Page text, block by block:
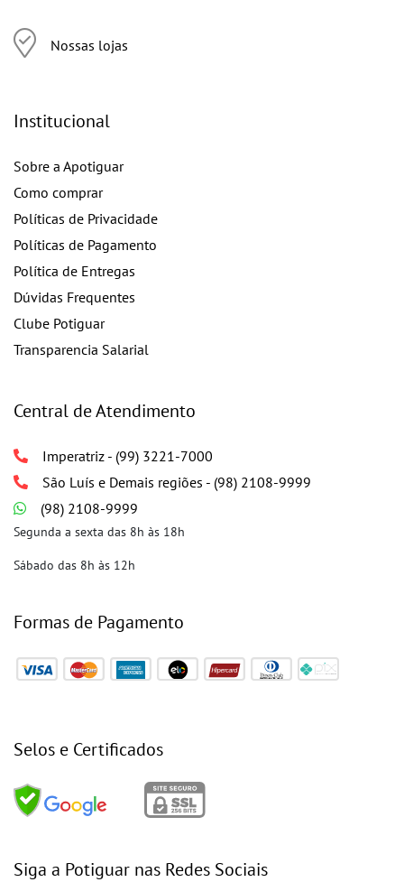
Nossas lojas
Institucional
Sobre a Apotiguar
Como comprar
Políticas de Privacidade
Políticas de Pagamento
Política de Entregas
Dúvidas Frequentes
Clube Potiguar
Transparencia Salarial
Central de Atendimento
Imperatriz - (99) 3221-7000
São Luís e Demais regiões - (98) 2108-9999
(98) 2108-9999
Segunda a sexta das 8h às 18h
Sábado das 8h às 12h
Formas de Pagamento
Selos e Certificados
Siga a Potiguar nas Redes Sociais